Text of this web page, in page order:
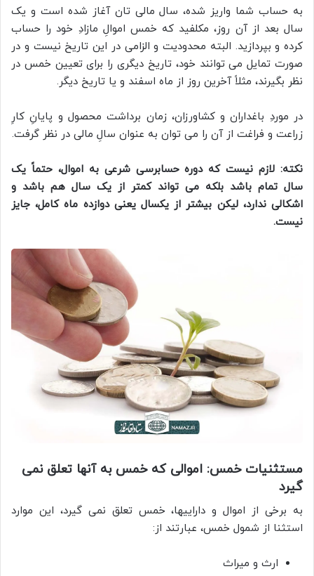
به حساب شما واریز شده، سال مالی تان آغاز شده است و یک
سال بعد از آن روز، مکلفید که خمس اموالِ مازادِ خود را حساب
کرده و بپردازید. البته محدودیت و الزامی در این تاریخ نیست و در
صورت تمایل می توانند خود، تاریخ دیگری را برای تعیین خمس در
نظر بگیرند، مثلاً آخرین روز از ماه اسفند و یا تاریخ دیگر.
در موردِ باغداران و کشاورزان، زمان برداشت محصول و پایانِ کارِ
زراعت و فراغت از آن را می توان به عنوان سالِ مالی در نظر گرفت.
نکته: لازم نیست که دوره حسابرسی شرعی به اموال، حتماً یک
سال تمام باشد بلکه می تواند کمتر از یک سال هم باشد و
اشکالی ندارد، لیکن بیشتر از یکسال یعنی دوازده ماه کامل، جایز
نیست.
مستثنیات خمس: اموالی که خمس به آنها تعلق نمی
گیرد
به برخی از اموال و داراییها، خمس تعلق نمی گیرد، این موارد
استثنا از شمول خمس، عبارتند از:
ارث و میراث